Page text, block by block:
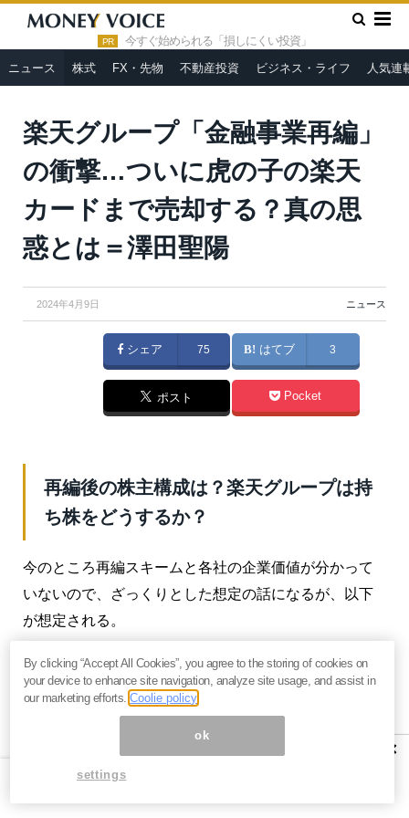
PR 今すぐ始められる「損しにくい投資」
ニュース 株式 FX・先物 不動産投資 ビジネス・ライフ 人気連
HOME » ニュース »
楽天グループ「金融事業再編」の衝撃…つ
いに虎の子の楽天カードまで売却する？真の思惑とは＝澤田聖陽
楽天グループ「金融事業再編」
の衝撃…ついに虎の子の楽天
カードまで売却する？真の思
惑とは＝澤田聖陽
2024年4月9日 ニュース
シェア 75 はてブ 3
ポスト Pocket
再編後の株主構成は？楽天グループは持
ち株をどうするか？
今のところ再編スキームと各社の企業価値が分かって
いないので、ざっくりとした想定の話になるが、以下
が想定される。
楽天銀行を親会社として、その傘下に楽天証券HD・楽
天カードを置くというスキーム。もしくは銀行持株会
社を新設して、その傘下に各社を置くというスキーム
この場合、企業価値が最も大きい楽天カードを楽天Gが
100％保有しているので、統合すれば現状での楽天Gの
×
By clicking “Accept All Cookies”, you agree to the storing of cookies on
your device to enhance site navigation, analyze site usage, and assist in
our marketing efforts.Coolie policy
ok
settings